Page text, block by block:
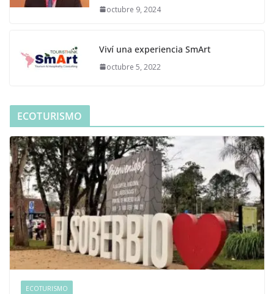
octubre 9, 2024
Viví una experiencia SmArt
octubre 5, 2022
ECOTURISMO
ECOTURISMO